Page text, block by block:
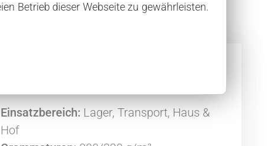
(MALI 320)
Einsatzbereich: Lager, Transport, Haus &
Hof
Betrieb dieser Webseite zu gewährleisten.